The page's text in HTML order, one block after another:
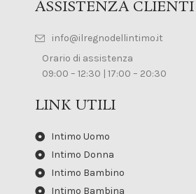
ASSISTENZA CLIENTI
info@ilregnodellintimo.it
Orario di assistenza
09:00 – 12:30 | 17:00 – 20:30
LINK UTILI
Intimo Uomo
Intimo Donna
Intimo Bambino
Intimo Bambina